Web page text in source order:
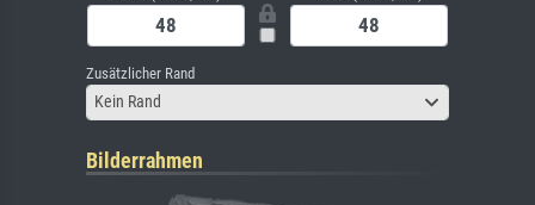
Zusätzlicher Rand
Kein Rand
Bilderrahmen